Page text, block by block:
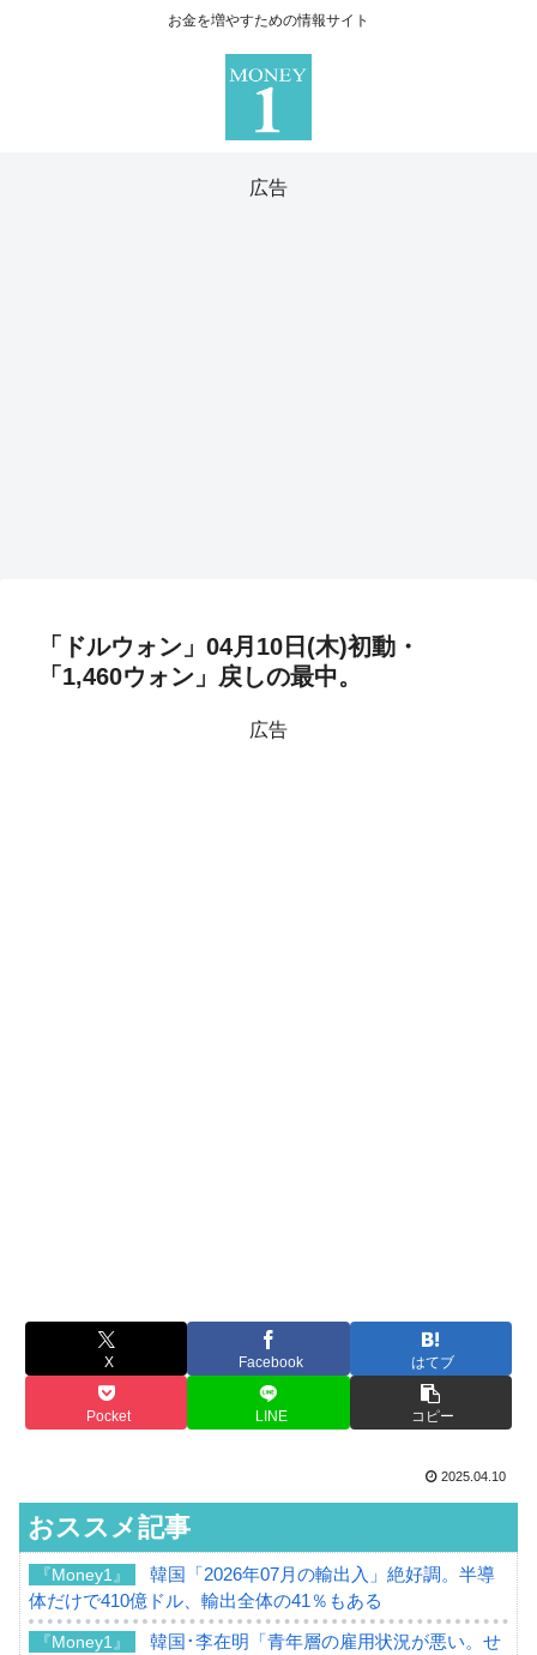
お金を増やすための情報サイト
広告
「ドルウォン」04月10日(木)初動・
「1,460ウォン」戻しの最中。
広告
X Facebook はてブ
Pocket LINE コピー
2025.04.10
おススメ記事
『Money1』
韓国「2026年07月の輸出入」絶好調。半導
体だけで410億ドル、輸出全体の41％もある
『Money1』
韓国･李在明「青年層の雇用状況が悪い。せ